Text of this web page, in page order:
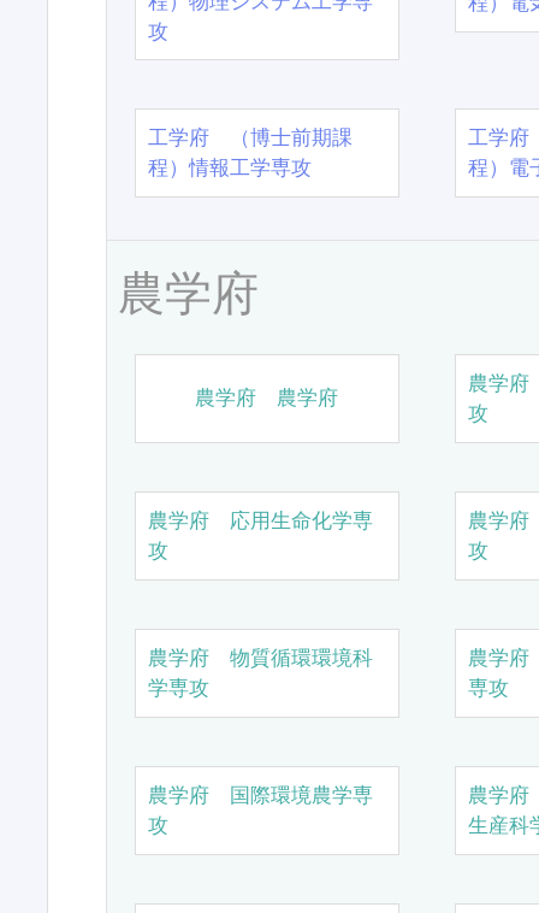
攻
工学府 （博士前期課
程）情報工学専攻
工学
程）電
農学府
農学府 農学府
農学
攻
農学府 応用生命化学専
攻
農学
攻
農学府 物質循環環境科
学専攻
農学
専攻
農学府 国際環境農学専
攻
農学
生産科